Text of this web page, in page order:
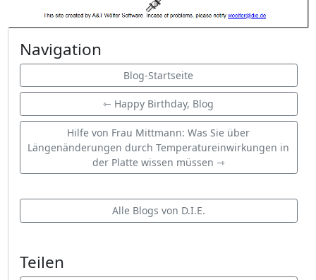
Navigation
Blog-Startseite
⇽ Happy Birthday, Blog
Hilfe von Frau Mittmann: Was Sie über
Längenänderungen durch Temperatureinwirkungen in
der Platte wissen müssen ⇾
Alle Blogs von D.I.E.
Teilen